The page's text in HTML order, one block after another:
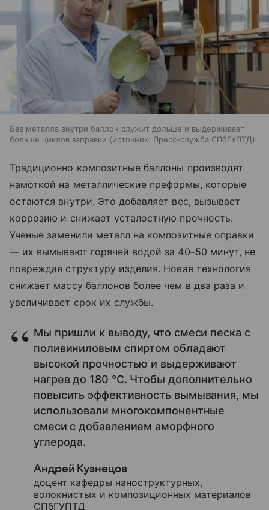
Без металла внутри баллон служит дольше и выдерживает
больше циклов заправки
источник: Пресс-служба СПбГУПТД
Традиционно композитные баллоны производят
намоткой на металлические преформы, которые
остаются внутри. Это добавляет вес, вызывает
коррозию и снижает усталостную прочность.
Ученые заменили металл на композитные оправки
— их вымывают горячей водой за 40–50 минут, не
повреждая структуру изделия. Новая технология
снижает массу баллонов более чем в два раза и
увеличивает срок их службы.
Мы пришли к выводу, что смеси песка с
поливиниловым спиртом обладают
высокой прочностью и выдерживают
нагрев до 180 °С. Чтобы дополнительно
повысить эффективность вымывания, мы
использовали многокомпонентные
смеси с добавлением аморфного
углерода.
Андрей Кузнецов
доцент кафедры наноструктурных,
волокнистых и композиционных материалов
СПбГУПТД